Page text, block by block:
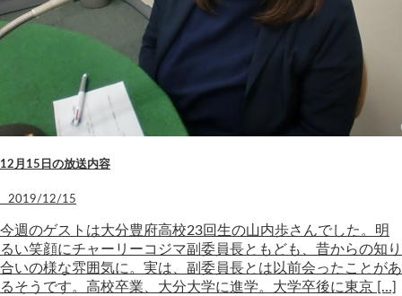
12月15日の放送内容
2019/12/15
今週のゲストは大分豊府高校23回生の山内歩さんでした。明
るい笑顔にチャーリーコジマ副委員長ともども、昔からの知り
合いの様な雰囲気に。実は、副委員長とは以前会ったことがあ
るそうです。高校卒業、大分大学に進学。大学卒後に東京 […]